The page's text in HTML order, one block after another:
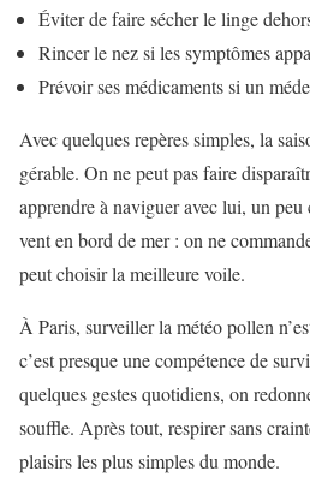
Éviter de faire sécher le linge
Rincer le nez si les symptômes
Prévoir ses médicaments si un
Avec quelques repères simples, la
gérable. On ne peut pas faire
apprendre à naviguer avec lui, un
vent en bord de mer : on ne
peut choisir la meilleure voile.
À Paris, surveiller la météo pollen
c’est presque une compétence de
quelques gestes quotidiens, on
souffle. Après tout, respirer sans
plaisirs les plus simples du monde.